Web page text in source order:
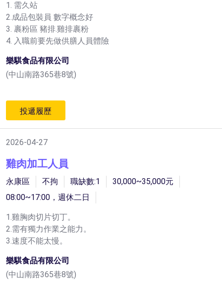
1. 需久站
2.成品包裝員 數字概念好
3. 裹粉區 豬排.雞排裹粉
4. 入職前要先做供膳人員體險
樂騏食品有限公司
(中山南路365巷8號)
投遞履歷
2026-04-27
雞肉加工人員
永康區 不拘 職缺數:1
30,000~35,000元
08:00~17:00，週休二日
1.雞胸肉切片切丁。
2.需有獨力作業之能力。
3.速度不能太慢。
樂騏食品有限公司
(中山南路365巷8號)